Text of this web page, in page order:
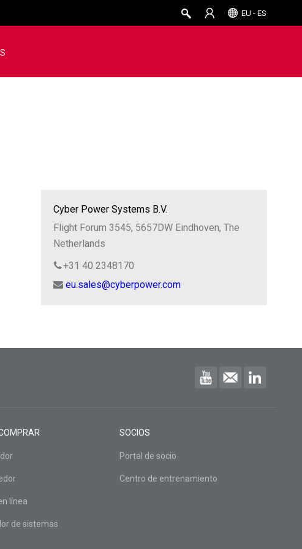
EU - ES
Cyber Power Systems B.V.
Flight Forum 3545, 5657DW Eindhoven, The
Netherlands
+31 40 2348170
eu.sales@cyberpower.com
línea
de sistemas
SOCIOS
Portal de socio
Centro de entrenamiento